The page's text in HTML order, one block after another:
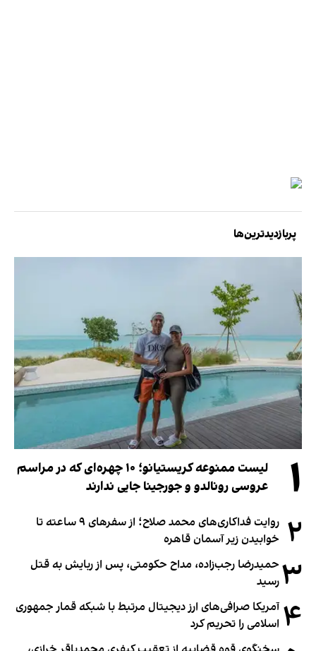
پربازدیدترین‌ها
۱
لیست ممنوعه کریستیانو؛ ۱۰ چهره‌ای که در مراسم
عروسی رونالدو و جورجینا جایی ندارند
۲
روایت فداکاری‌های محمد صلاح؛ از سفرهای ۹ ساعته تا
خوابیدن زیر آسمان قاهره
۳ حمیدرضا رجب‌زاده، مداح حکومتی، پس از ربایش به قتل
رسید
۴ آمریکا صرافی‌های ارز دیجیتال مرتبط با شبکه قمار جمهوری
اسلامی را تحریم کرد